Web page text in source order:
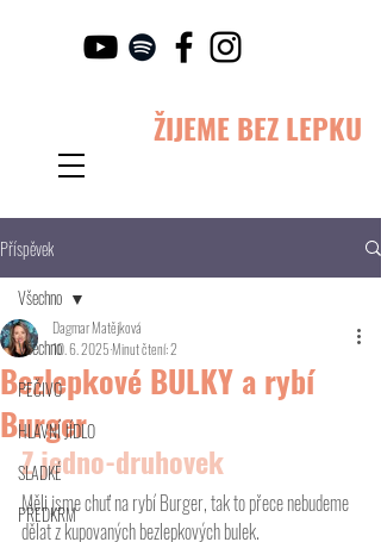
ŽIJEME BEZ LEPKU
Příspěvek
Všechno
PEČIVO
HLAVNÍ JÍDLO
SLADKÉ
PŘEDKRM
Všechno
Bezlepkové BULKY a rybí
Burger
Dagmar Matějková
10. 6. 2025Minut čtení: 2
Z jedno-druhovek
Měli jsme chuť na rybí Burger, tak to přece nebudeme
dělat z kupovaných bezlepkových bulek.